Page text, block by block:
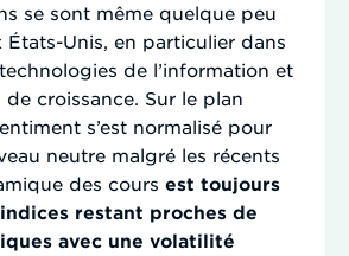
se sont même quelque peu
États-Unis, en particulier dans
de l’information et
croissance. Sur le plan
s’est normalisé pour
neutre malgré les récents
des cours est toujours
restant proches de
avec une volatilité